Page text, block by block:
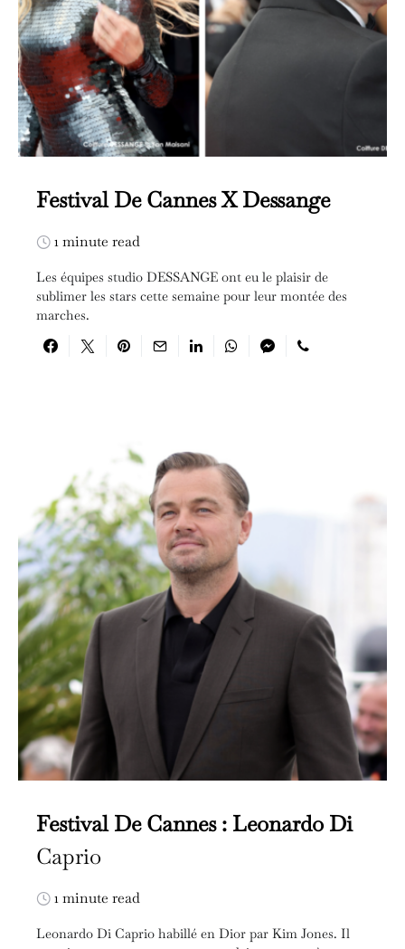
Festival De Cannes X Dessange
1 minute read
Les équipes studio DESSANGE ont eu le plaisir de
sublimer les stars cette semaine pour leur montée des
marches.
Festival De Cannes : Leonardo Di
Caprio
1 minute read
Leonardo Di Caprio habillé en Dior par Kim Jones. Il